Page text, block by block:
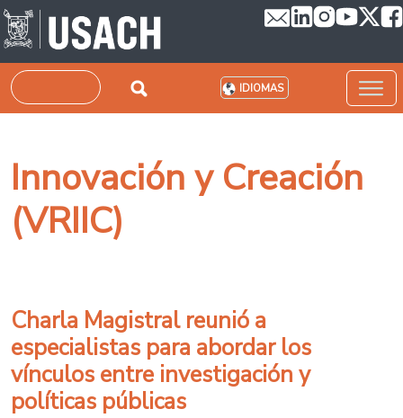
Pasar al contenido principal
Buscar IDIOMAS
Innovación y Creación
(VRIIC)
Charla Magistral reunió a
especialistas para abordar los
vínculos entre investigación y
políticas públicas